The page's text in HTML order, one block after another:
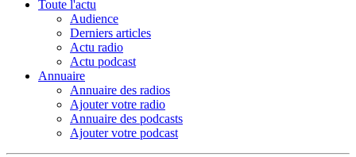
Toute l'actu
Audience
Derniers articles
Actu radio
Actu podcast
Annuaire
Annuaire des radios
Ajouter votre radio
Annuaire des podcasts
Ajouter votre podcast